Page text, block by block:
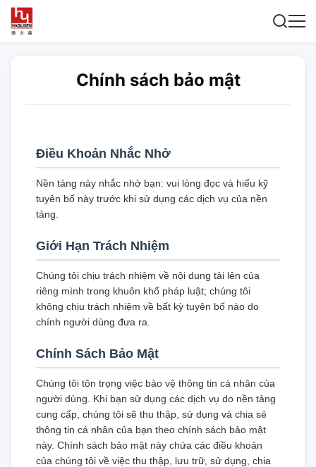
Chính sách bảo mật
Điều Khoản Nhắc Nhở
Nền tảng này nhắc nhở bạn: vui lòng đọc và hiểu kỹ
tuyên bố này trước khi sử dụng các dịch vụ của nền
tảng.
Giới Hạn Trách Nhiệm
Chúng tôi chịu trách nhiệm về nội dung tải lên của
riêng mình trong khuôn khổ pháp luật; chúng tôi
không chịu trách nhiệm về bất kỳ tuyên bố nào do
chính người dùng đưa ra.
Chính Sách Bảo Mật
Chúng tôi tôn trọng việc bảo vệ thông tin cá nhân của
người dùng. Khi bạn sử dụng các dịch vụ do nền tảng
cung cấp, chúng tôi sẽ thu thập, sử dụng và chia sẻ
thông tin cá nhân của bạn theo chính sách bảo mật
này. Chính sách bảo mật này chứa các điều khoản
của chúng tôi về việc thu thập, lưu trữ, sử dụng, chia